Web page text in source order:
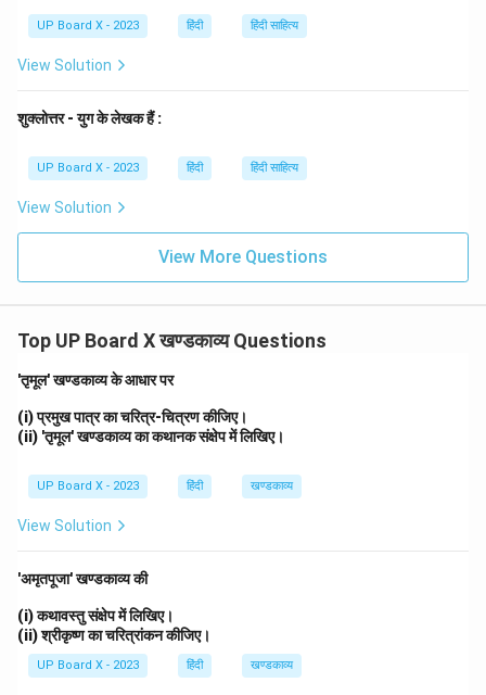
UP Board X - 2023 हिंदी हिंदी साहित्य
View Solution
शुक्लोत्तर - युग के लेखक हैं :
UP Board X - 2023 हिंदी हिंदी साहित्य
View Solution
View More Questions
Top UP Board X खण्डकाव्य Questions
'तृमूल' खण्डकाव्य के आधार पर
(i) प्रमुख पात्र का चरित्र-चित्रण कीजिए।
(ii) 'तृमूल' खण्डकाव्य का कथानक संक्षेप में लिखिए।
UP Board X - 2023 हिंदी खण्डकाव्य
View Solution
'अमृतपूजा' खण्डकाव्य की
(i) कथावस्तु संक्षेप में लिखिए।
(ii) श्रीकृष्ण का चरित्रांकन कीजिए।
UP Board X - 2023 हिंदी खण्डकाव्य